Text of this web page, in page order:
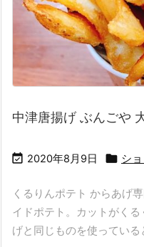
中津唐揚げ ぶんごや
 2020年8月9日  シ
くるりんポテト からあげ
イドポテト。カットがく
げと同じものを使ってい